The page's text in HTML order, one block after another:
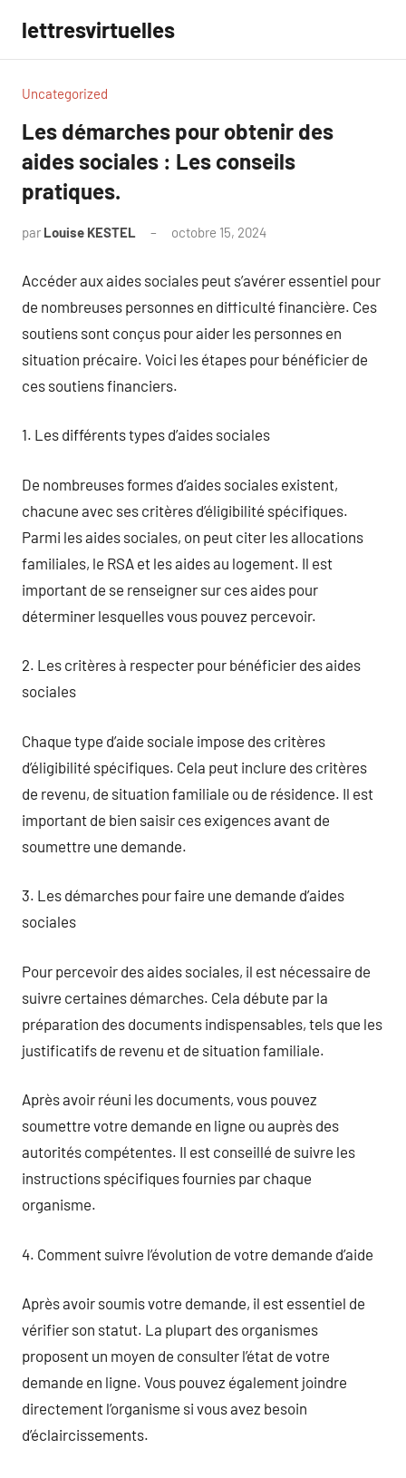
contenu
lettresvirtuelles
Uncategorized
Les démarches pour obtenir des
aides sociales : Les conseils
pratiques.
par Louise KESTEL octobre 15, 2024
Accéder aux aides sociales peut s’avérer essentiel pour
de nombreuses personnes en difficulté financière. Ces
soutiens sont conçus pour aider les personnes en
situation précaire. Voici les étapes pour bénéficier de
ces soutiens financiers.
1. Les différents types d’aides sociales
De nombreuses formes d’aides sociales existent,
chacune avec ses critères d’éligibilité spécifiques.
Parmi les aides sociales, on peut citer les allocations
familiales, le RSA et les aides au logement. Il est
important de se renseigner sur ces aides pour
déterminer lesquelles vous pouvez percevoir.
2. Les critères à respecter pour bénéficier des aides
sociales
Chaque type d’aide sociale impose des critères
d’éligibilité spécifiques. Cela peut inclure des critères
de revenu, de situation familiale ou de résidence. Il est
important de bien saisir ces exigences avant de
soumettre une demande.
3. Les démarches pour faire une demande d’aides
sociales
Pour percevoir des aides sociales, il est nécessaire de
suivre certaines démarches. Cela débute par la
préparation des documents indispensables, tels que les
justificatifs de revenu et de situation familiale.
Après avoir réuni les documents, vous pouvez
soumettre votre demande en ligne ou auprès des
autorités compétentes. Il est conseillé de suivre les
instructions spécifiques fournies par chaque
organisme.
4. Comment suivre l’évolution de votre demande d’aide
Après avoir soumis votre demande, il est essentiel de
vérifier son statut. La plupart des organismes
proposent un moyen de consulter l’état de votre
demande en ligne. Vous pouvez également joindre
directement l’organisme si vous avez besoin
d’éclaircissements.